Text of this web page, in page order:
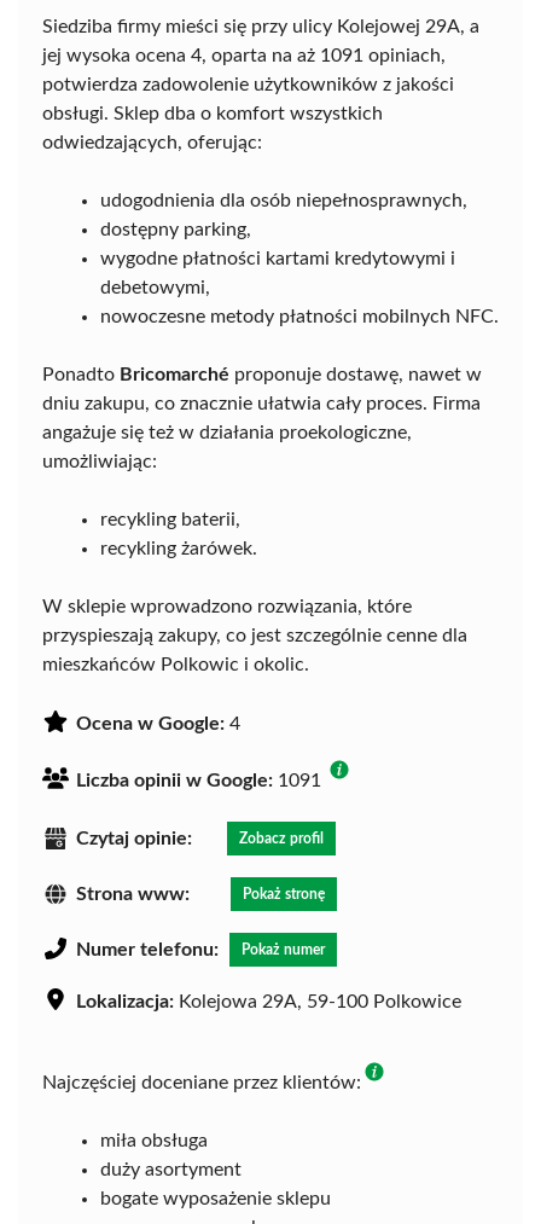
Siedziba firmy mieści się przy ulicy Kolejowej 29A, a
jej wysoka ocena 4, oparta na aż 1091 opiniach,
potwierdza zadowolenie użytkowników z jakości
obsługi. Sklep dba o komfort wszystkich
odwiedzających, oferując:
udogodnienia dla osób niepełnosprawnych,
dostępny parking,
wygodne płatności kartami kredytowymi i
debetowymi,
nowoczesne metody płatności mobilnych NFC.
Ponadto Bricomarché proponuje dostawę, nawet w
dniu zakupu, co znacznie ułatwia cały proces. Firma
angażuje się też w działania proekologiczne,
umożliwiając:
recykling baterii,
recykling żarówek.
W sklepie wprowadzono rozwiązania, które
przyspieszają zakupy, co jest szczególnie cenne dla
mieszkańców Polkowic i okolic.
Ocena w Google: 4
Liczba opinii w Google: 1091
Czytaj opinie: Zobacz profil
Strona www: Pokaż stronę
Numer telefonu: Pokaż numer
Lokalizacja: Kolejowa 29A, 59-100 Polkowice
Najczęściej doceniane przez klientów:
miła obsługa
duży asortyment
bogate wyposażenie sklepu